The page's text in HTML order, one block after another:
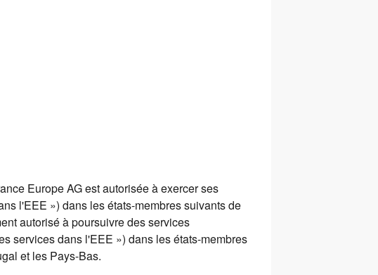
Europe AG est autorisée à exercer ses
l'EEE ») dans les états-membres suivants de
autorisé à poursuivre des services
services dans l'EEE ») dans les états-membres
et les Pays-Bas.